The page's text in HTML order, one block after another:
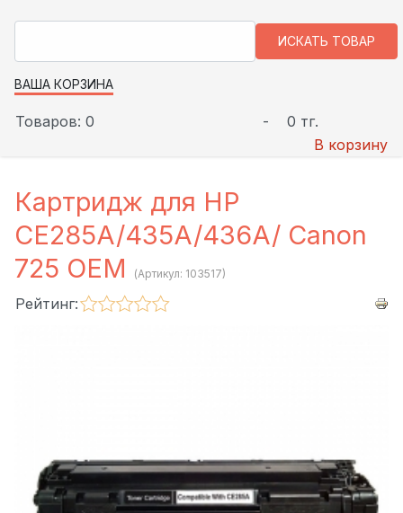
ВАША КОРЗИНА
Товаров: 0 -
0 тг.
В корзину
Картридж для HP
CE285A/435A/436A/ Canon
725 ОЕМ
(Артикул: 103517)
Рейтинг: